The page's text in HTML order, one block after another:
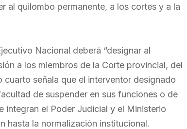
al quilombo permanente, a los cortes y a la
Nacional deberá “designar al
a los miembros de la Corte provincial, del
señala que el interventor designado
de suspender en sus funciones o de
integran el Poder Judicial y el Ministerio
hasta la normalización institucional.